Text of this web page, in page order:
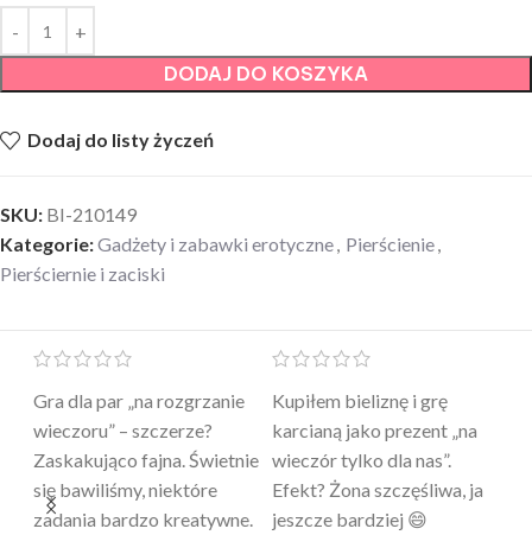
DODAJ DO KOSZYKA
Dodaj do listy życzeń
SKU: BI-210149
Kategorie:Gadżety i zabawki erotyczne, Pierścienie,
Pierściernie i zaciski
Mini masażer jest…
genialny. Cichy, poręczny,
skuteczny. Myślałam, że to
tylko „zabawka”, a tu
proszę – uzależnia 😅
Ten żel intymny to był
strzał w 10 – nie tylko
poprawia komfort, ale też
daje przyjemne uczucie
ciepła. Nie uczula, bez